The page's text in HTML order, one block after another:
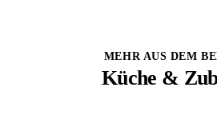
MEHR AUS DEM
Küche &